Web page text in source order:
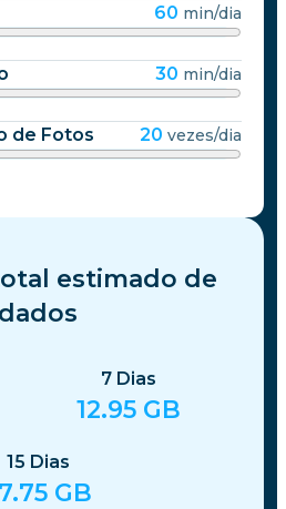
60 min/dia
30 min/dia
de Fotos 20 vezes/dia
estimado de
dados
7 Dias
12.95 GB
15 Dias
GB